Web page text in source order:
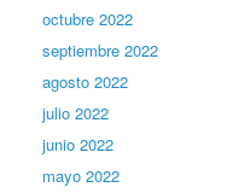
octubre 2022
septiembre 2022
agosto 2022
julio 2022
junio 2022
mayo 2022